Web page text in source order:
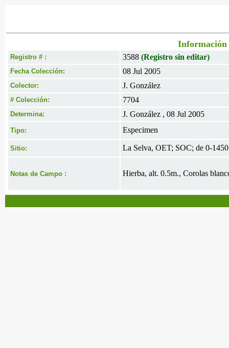
Información
Registro # : 3588 (Registro sin editar)
Fecha Colección: 08 Jul 2005
Colector: J. González
# Colección: 7704
Determina: J. González , 08 Jul 2005
Tipo: Especimen
Sitio: La Selva, OET; SOC; de 0-
Notas de Campo : Hierba, alt. 0.5m., Corolas